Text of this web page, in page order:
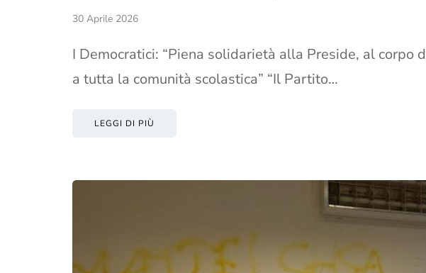
30 Aprile 2026
I Democratici: “Piena solidarietà alla Preside, al corpo
a tutta la comunità scolastica” “Il Partito…
LEGGI DI PIÙ